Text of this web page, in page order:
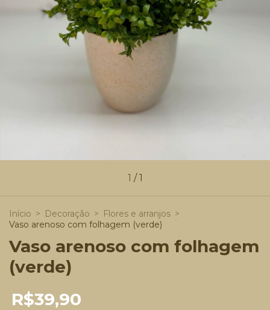
1 /1
Início > Decoração > Flores e arranjos >
Vaso arenoso com folhagem (verde)
Vaso arenoso com folhagem
(verde)
R$39,90